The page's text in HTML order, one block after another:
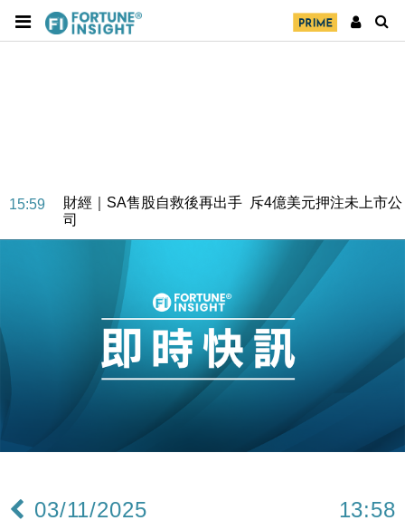
15:59
財經｜SA售股自救後再出手 斥4億美元押注未上市公
司
財經｜精星香港夥菜鳥拓全球智慧倉儲市場 加快海外
地產｜大酒店中期轉賺2300萬元 斥21億翻新香港及
國際｜特朗普赴洛杉磯高球場活動前 男子攜槍彈被捕
12:30
財經｜香港7月PMI回落至51 企業擴張放慢兼縮減人
財經｜黑石傳再籌逾360億美元 支援Anthropic租用
18:15
本地｜新世界K11 9月升級會員制度 增鉑金卡級別鎖
03/11/2025 13:58